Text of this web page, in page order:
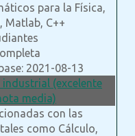
para la Física,
Matlab, C++
2021-08-13
industrial (excelente
media)
con las
como Cálculo,